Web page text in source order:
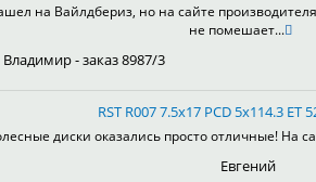
на Вайлдбериз, но на сайте
не помешает...
Владимир - заказ 8987/3
RST R007 7.5x17 PCD 5x114.3 ET
диски оказались просто отличные! На
Евгений